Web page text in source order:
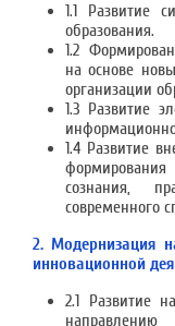
1.1 Развитие
образования.
1.2
на основе
организации
1.3 Развитие
1.4 Развитие
формирования
сознания,
современного
2. Модернизация
инновационной
2.1 Развитие